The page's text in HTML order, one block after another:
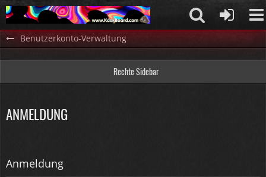
Benutzerkonto-Verwaltung
ANMELDUNG
Anmeldung
Rechte Sidebar